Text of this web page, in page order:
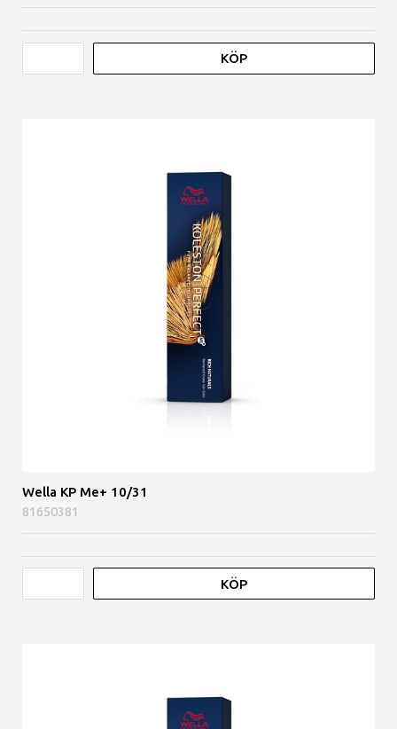
KÖP
Wella KP Me+ 10/31
81650381
KÖP